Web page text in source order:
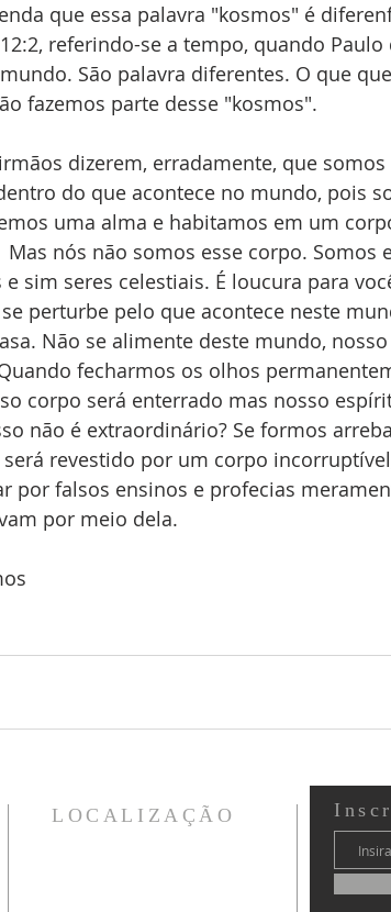
que essa palavra "kosmos" é
referindo-se a tempo, quando Paulo
São palavra diferentes. O que
fazemos parte desse "kosmos".
dizerem, erradamente, que
do que acontece no mundo, pois
uma alma e habitamos em um
nós não somos esse corpo. Somos
sim seres celestiais. É loucura para
perturbe pelo que acontece neste
Não se alimente deste mundo,
fecharmos os olhos
corpo será enterrado mas nosso
não é extraordinário? Se formos
revestido por um corpo
por falsos ensinos e profecias
por meio dela.
LOCALIZAÇÃO